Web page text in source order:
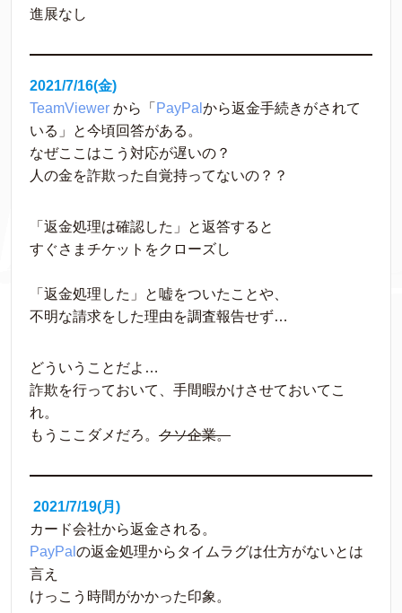
進展なし
2021/7/16(金)
TeamViewer から「 PayPal から返金手続きがされて
いる」と今頃回答がある。
なぜここはこう対応が遅いの？
人の金を詐欺った自覚持ってないの？？
「返金処理は確認した」と返答すると
すぐさまチケットをクローズし
「返金処理した」と嘘をついたことや、
不明な請求をした理由を調査報告せず…
どういうことだよ…
詐欺を行っておいて、手間暇かけさせておいてこ
れ。
もうここダメだろ。 クソ企業。
2021/7/19(月)
カード会社から返金される。
PayPal の返金処理からタイムラグは仕方がないとは
言え
けっこう時間がかかった印象。